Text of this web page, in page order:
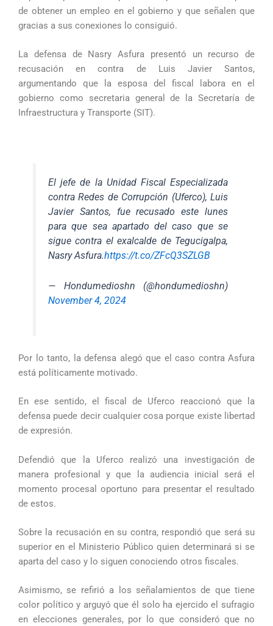
de obtener un empleo en el gobierno y que señalen que
gracias a sus conexiones lo consiguió.
La defensa de Nasry Asfura presentó un recurso de
recusación en contra de Luis Javier Santos,
argumentando que la esposa del fiscal labora en el
gobierno como secretaria general de la Secretaría de
Infraestructura y Transporte (SIT).
El jefe de la Unidad Fiscal Especializada
contra Redes de Corrupción (Uferco), Luis
Javier Santos, fue recusado este lunes
para que sea apartado del caso que se
sigue contra el exalcalde de Tegucigalpa,
Nasry Asfura.https://t.co/ZFcQ3SZLGB
— Hondumedioshn (@hondumedioshn)
November 4, 2024
Por lo tanto, la defensa alegó que el caso contra Asfura
está políticamente motivado.
En ese sentido, el fiscal de Uferco reaccionó que la
defensa puede decir cualquier cosa porque existe libertad
de expresión.
Defendió que la Uferco realizó una investigación de
manera profesional y que la audiencia inicial será el
momento procesal oportuno para presentar el resultado
de estos.
Sobre la recusación en su contra, respondió que será su
superior en el Ministerio Público quien determinará si se
aparta del caso y lo siguen conociendo otros fiscales.
Asimismo, se refirió a los señalamientos de que tiene
color político y arguyó que él solo ha ejercido el sufragio
en elecciones generales, por lo que consideró que no